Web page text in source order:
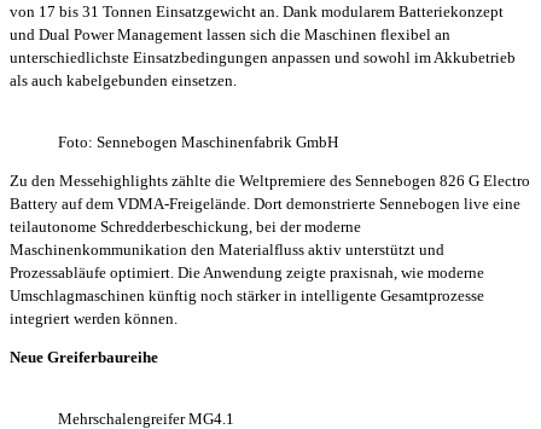
von 17 bis 31 Tonnen Einsatzgewicht an. Dank modularem Batteriekonzept
und Dual Power Management lassen sich die Maschinen flexibel an
unterschiedlichste Einsatzbedingungen anpassen und sowohl im Akkubetrieb
als auch kabelgebunden einsetzen.
Foto: Sennebogen Maschinenfabrik GmbH
Zu den Messehighlights zählte die Weltpremiere des Sennebogen 826 G Electro
Battery auf dem VDMA-Freigelände. Dort demonstrierte Sennebogen live eine
teilautonome Schredderbeschickung, bei der moderne
Maschinenkommunikation den Materialfluss aktiv unterstützt und
Prozessabläufe optimiert. Die Anwendung zeigte praxisnah, wie moderne
Umschlagmaschinen künftig noch stärker in intelligente Gesamtprozesse
integriert werden können.
Neue Greiferbaureihe
Mehrschalengreifer MG4.1